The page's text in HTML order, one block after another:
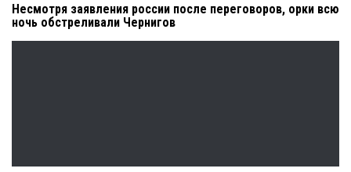
Несмотря заявления россии после переговоров, орки всю
ночь обстреливали Чернигов